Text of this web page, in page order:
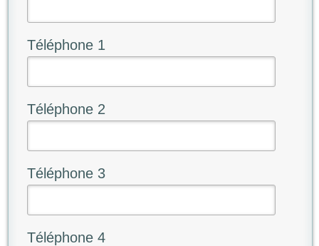
Téléphone 1
Téléphone 2
Téléphone 3
Téléphone 4